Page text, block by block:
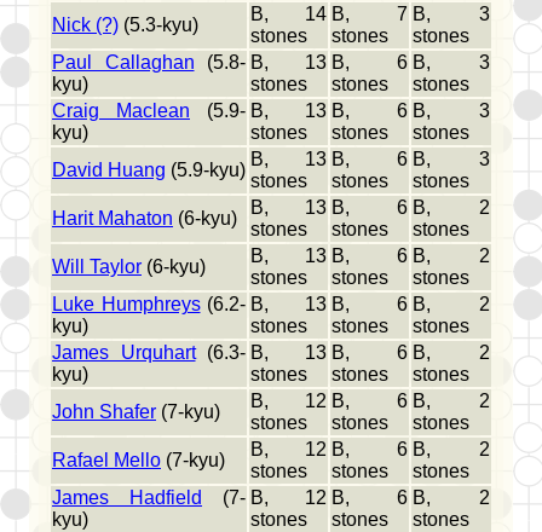
Nick (?) (5.3-kyu)
B, 14
stones
B, 7
stones
B, 3
stones
Paul Callaghan (5.8-
kyu)
B, 13
stones
B, 6
stones
B, 3
stones
Craig Maclean (5.9-
kyu)
B, 13
stones
B, 6
stones
B, 3
stones
David Huang (5.9-kyu)
B, 13
stones
B, 6
stones
B, 3
stones
Harit Mahaton (6-kyu)
B, 13
stones
B, 6
stones
B, 2
stones
Will Taylor (6-kyu)
B, 13
stones
B, 6
stones
B, 2
stones
Luke Humphreys(6.2-
kyu)
B, 13
stones
B, 6
stones
B, 2
stones
James Urquhart(6.3-
kyu)
B, 13
stones
B, 6
stones
B, 2
stones
John Shafer (7-kyu)
B, 12
stones
B, 6
stones
B, 2
stones
Rafael Mello (7-kyu)
B, 12
stones
B, 6
stones
B, 2
stones
James Hadfield
(7-
kyu)
B, 12
stones
B, 6
stones
B, 2
stones